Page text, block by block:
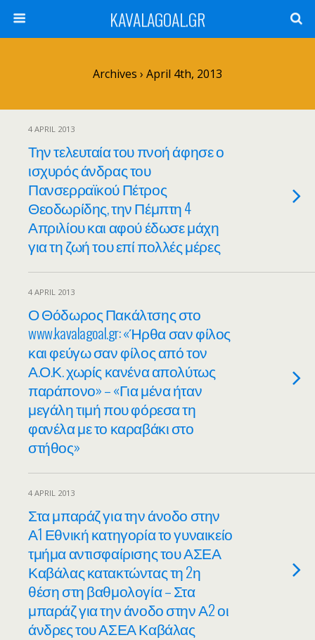
KAVALAGOAL.GR
Archives › April 4th, 2013
4 APRIL 2013
Την τελευταία του πνοή άφησε ο
ισχυρός άνδρας του
Πανσερραϊκού Πέτρος
Θεοδωρίδης, την Πέμπτη 4
Απριλίου και αφού έδωσε μάχη
για τη ζωή του επί πολλές μέρες
4 APRIL 2013
Ο Θόδωρος Πακάλτσης στο
www.kavalagoal.gr: «Ήρθα σαν φίλος
και φεύγω σαν φίλος από τον
Α.Ο.Κ. χωρίς κανένα απολύτως
παράπονο» – «Για μένα ήταν
μεγάλη τιμή που φόρεσα τη
φανέλα με το καραβάκι στο
στήθος»
4 APRIL 2013
Στα μπαράζ για την άνοδο στην
Α1 Εθνική κατηγορία το γυναικείο
τμήμα αντισφαίρισης του ΑΣΕΑ
Καβάλας κατακτώντας τη 2η
θέση στη βαθμολογία – Στα
μπαράζ για την άνοδο στην Α2 οι
άνδρες του ΑΣΕΑ Καβάλας